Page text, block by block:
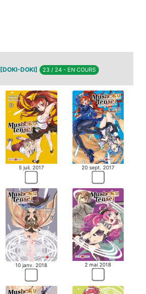
[DOKI-DOKI] 23 / 24 - EN COURS
5 juil. 2017 20 sept. 2017
10 janv. 2018 2 mai 2018